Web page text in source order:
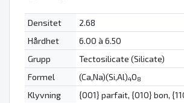
Densitet
2.68
Hårdhet
6.00 à 6.50
Grupp
Tectosilicate (Silicate)
Formel
(Ca,Na)(Si,Al)4O8
Klyvning
{001} parfait, {010} bon,